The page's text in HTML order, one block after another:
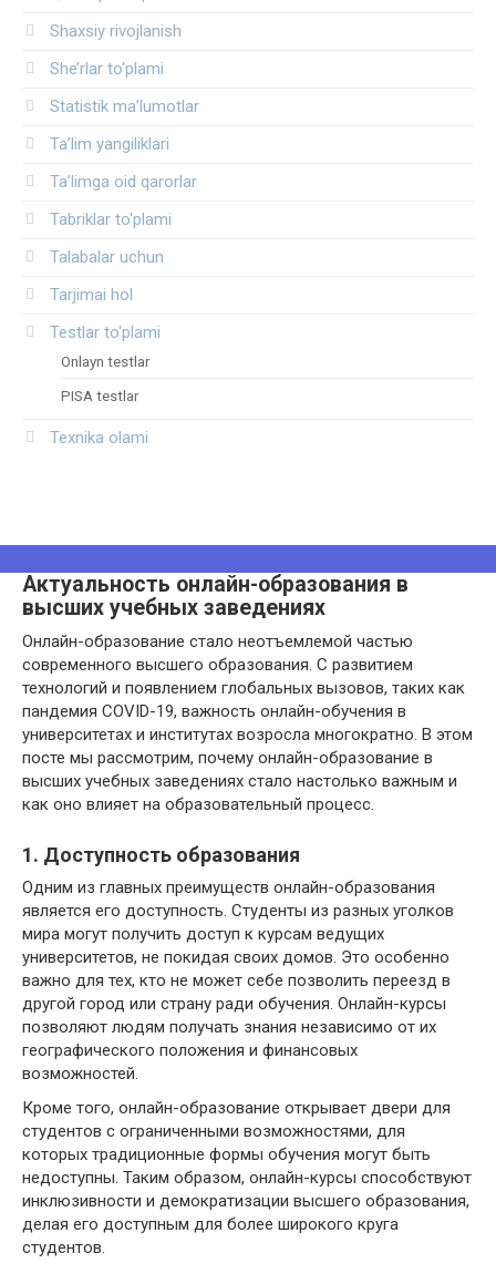
Shaxsiy rivojlanish
She’rlar to‘plami
Statistik ma’lumotlar
Ta’lim yangiliklari
Ta’limga oid qarorlar
Tabriklar to'plami
Talabalar uchun
Tarjimai hol
Testlar to‘plami
Onlayn testlar
PISA testlar
Texnika olami
Актуальность онлайн-образования в
высших учебных заведениях
Онлайн-образование стало неотъемлемой частью
современного высшего образования. С развитием
технологий и появлением глобальных вызовов, таких как
пандемия COVID-19, важность онлайн-обучения в
университетах и институтах возросла многократно. В этом
посте мы рассмотрим, почему онлайн-образование в
высших учебных заведениях стало настолько важным и
как оно влияет на образовательный процесс.
1. Доступность образования
Одним из главных преимуществ онлайн-образования
является его доступность. Студенты из разных уголков
мира могут получить доступ к курсам ведущих
университетов, не покидая своих домов. Это особенно
важно для тех, кто не может себе позволить переезд в
другой город или страну ради обучения. Онлайн-курсы
позволяют людям получать знания независимо от их
географического положения и финансовых
возможностей.
Кроме того, онлайн-образование открывает двери для
студентов с ограниченными возможностями, для
которых традиционные формы обучения могут быть
недоступны. Таким образом, онлайн-курсы способствуют
инклюзивности и демократизации высшего образования,
делая его доступным для более широкого круга
студентов.